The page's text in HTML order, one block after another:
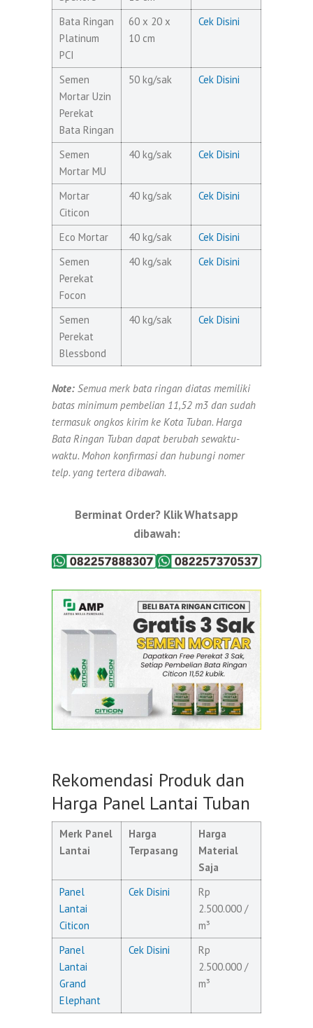
Bata Ringan
Platinum
PCI
60 x 20 x
10 cm
Cek Disini
Semen
Mortar Uzin
Perekat
Bata Ringan
50 kg/sak Cek Disini
Semen
Mortar MU
40 kg/sak Cek Disini
Mortar
Citicon
40 kg/sak Cek Disini
Eco Mortar 40 kg/sak
Cek Disini
Semen
Perekat
Focon
40 kg/sak Cek Disini
Semen
Perekat
Blessbond
40 kg/sak Cek Disini
Note: Semua merk bata ringan diatas memiliki
batas minimum pembelian 11,52 m3 dan sudah
termasuk ongkos kirim ke Kota Tuban. Harga
Bata Ringan Tuban dapat berubah sewaktu-
waktu. Mohon konfirmasi dan hubungi nomer
telp. yang tertera dibawah.
Berminat Order? Klik Whatsapp
dibawah:
Rekomendasi Produk dan
Harga Panel Lantai Tuban
Merk Panel
Lantai
Harga
Terpasang
Harga
Material
Saja
Panel
Lantai
Citicon
Cek Disini
Rp
2.500.000 /
m³
Panel
Lantai
Grand
Elephant
Cek Disini
Rp
2.500.000 /
m³